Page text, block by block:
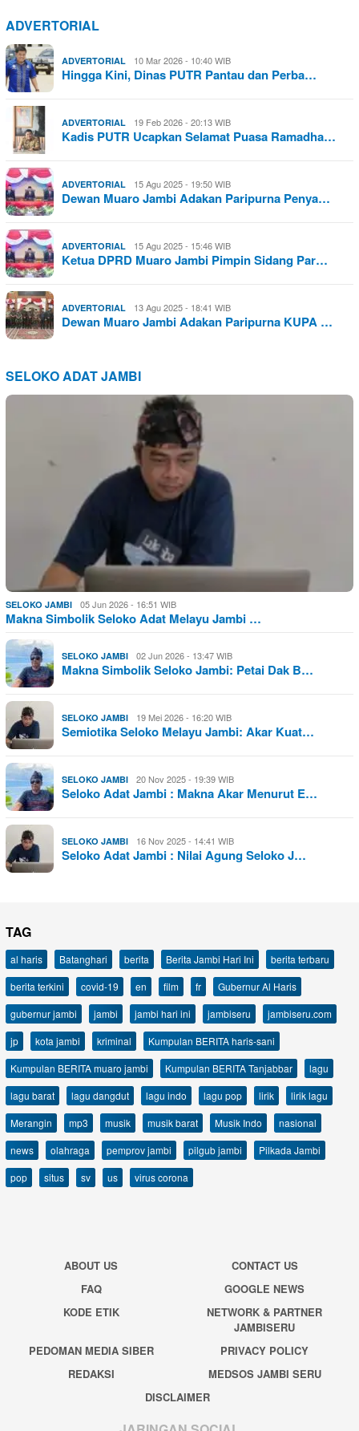
ADVERTORIAL
ADVERTORIAL 10 Mar 2026 - 10:40 WIB
Hingga Kini, Dinas PUTR Pantau dan Perba…
ADVERTORIAL 19 Feb 2026 - 20:13 WIB
Kadis PUTR Ucapkan Selamat Puasa Ramadha…
ADVERTORIAL 15 Agu 2025 - 19:50 WIB
Dewan Muaro Jambi Adakan Paripurna Penya…
ADVERTORIAL 15 Agu 2025 - 15:46 WIB
Ketua DPRD Muaro Jambi Pimpin Sidang Par…
ADVERTORIAL 13 Agu 2025 - 18:41 WIB
Dewan Muaro Jambi Adakan Paripurna KUPA …
SELOKO ADAT JAMBI
SELOKO JAMBI 05 Jun 2026 - 16:51 WIB
Makna Simbolik Seloko Adat Melayu Jambi …
SELOKO JAMBI 02 Jun 2026 - 13:47 WIB
Makna Simbolik Seloko Jambi: Petai Dak B…
SELOKO JAMBI 19 Mei 2026 - 16:20 WIB
Semiotika Seloko Melayu Jambi: Akar Kuat…
SELOKO JAMBI 20 Nov 2025 - 19:39 WIB
Seloko Adat Jambi : Makna Akar Menurut E…
SELOKO JAMBI 16 Nov 2025 - 14:41 WIB
Seloko Adat Jambi : Nilai Agung Seloko J…
TAG
al haris Batanghari berita Berita Jambi Hari Ini
berita terbaru
berita terkini
covid-19 en film fr
Gubernur Al Haris
gubernur jambi
jambi jambi hari ini jambiseru
jambiseru.com
jp
kota jambi kriminal
Kumpulan BERITA haris-sani
Kumpulan BERITA muaro jambi
Kumpulan BERITA Tanjabbar
lagu
lagu barat
lagu dangdut lagu indo lagu pop lirik
lirik lagu
Merangin
mp3 musik musik barat Musik Indo
nasional
news
olahraga pemprov jambi pilgub jambi
Pilkada Jambi
pop
situs sv us virus corona
ABOUT US
CONTACT US
FAQ
GOOGLE NEWS
KODE ETIK
NETWORK & PARTNER
JAMBISERU
PEDOMAN MEDIA SIBER
PRIVACY POLICY
REDAKSI
MEDSOS JAMBI SERU
DISCLAIMER